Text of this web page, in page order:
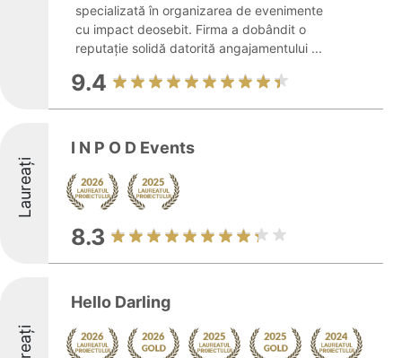
specializată în organizarea de evenimente
cu impact deosebit. Firma a dobândit o
reputație solidă datorită angajamentului ...
9.4
Laureați
I N P O D Events
8.3
Hello Darling